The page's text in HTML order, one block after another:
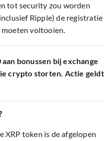
tot security zou worden
Ripple) de registratie
moeten voltooien.
bonussen bij exchange
crypto storten. Actie geldt
XRP token is de afgelopen